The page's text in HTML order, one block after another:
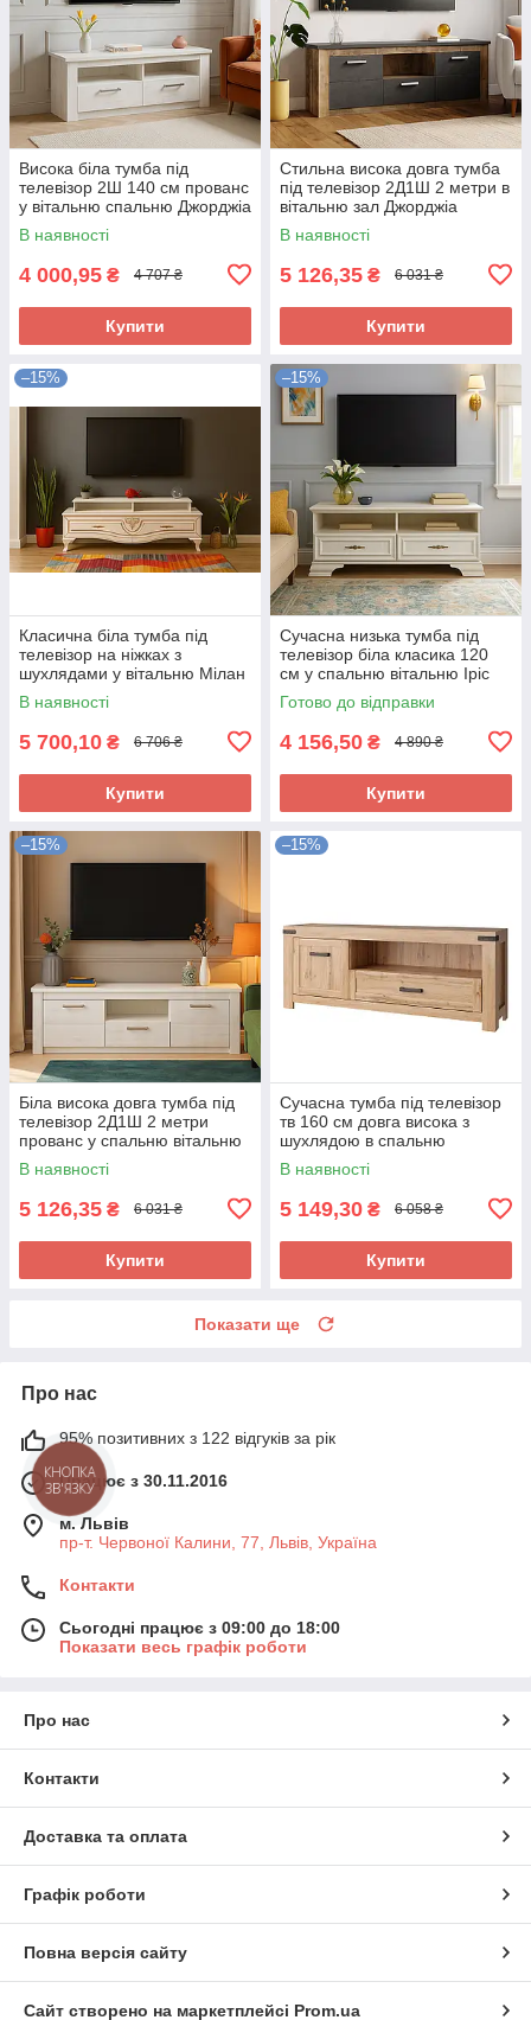
Висока біла тумба під
телевізор 2Ш 140 см прованс
у вітальню спальню Джорджіа
Мебель Сервіс
В наявності
4 000,95 ₴ 4 707 ₴
Купити
Стильна висока довга тумба
під телевізор 2Д1Ш 2 метри в
вітальню зал Джорджіа
Мебель Сервіс
В наявності
5 126,35 ₴ 6 031 ₴
Купити
–15%
Класична біла тумба під
телевізор на ніжках з
шухлядами у вітальню Мілан
Мебель Сервіс
В наявності
5 700,10 ₴ 6 706 ₴
Купити
–15%
Сучасна низька тумба під
телевізор біла класика 120
см у спальню вітальню Іріс
Мебель Сервіс
Готово до відправки
4 156,50 ₴ 4 890 ₴
Купити
–15%
Біла висока довга тумба під
телевізор 2Д1Ш 2 метри
прованс у спальню вітальню
Джорджіа Мебель Сервіс
В наявності
5 126,35 ₴ 6 031 ₴
Купити
–15%
Сучасна тумба під телевізор
тв 160 см довга висока з
шухлядою в спальню
вітальню зал Мортіз Мебель
Сервіс
В наявності
5 149,30 ₴ 6 058 ₴
Купити
Показати ще
Про нас
95% позитивних з 122 відгуків за рік
Працює з 30.11.2016
м. Львів
пр-т. Червоної Калини, 77, Львів, Україна
Контакти
Сьогодні працює з 09:00 до 18:00
Показати весь графік роботи
Про нас
Контакти
Доставка та оплата
Графік роботи
Повна версія сайту
Сайт створено на маркетплейсі Prom.ua
КНОПКА
ЗВ'ЯЗКУ